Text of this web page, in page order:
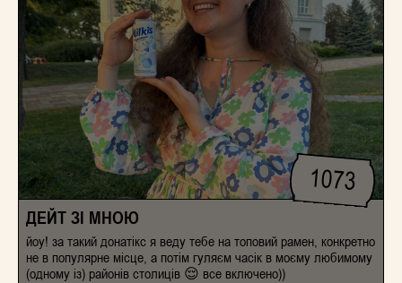
1073
ДЕЙТ ЗІ МНОЮ
йоу! за такий донатікс я веду тебе на топовий рамен, конкретно
не в популярне місце, а потім гуляєм часік в моєму любимому
(одному із) районів столиців 😌 все включено))